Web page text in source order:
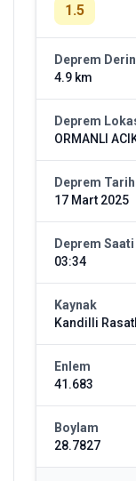
1.5
Deprem
4.9 km
Deprem
ORMANLI
Deprem
17 Mart 2025
Deprem Saati
03:34
Kaynak
Kandilli
Enlem
41.683
Boylam
28.7827